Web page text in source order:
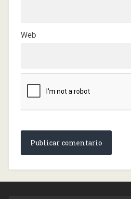
Web